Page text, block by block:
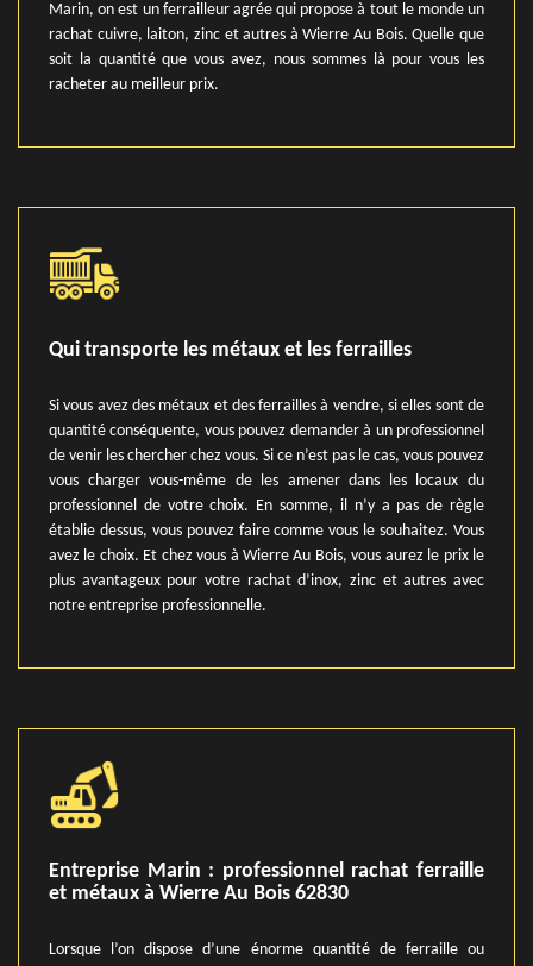
Marin, on est un ferrailleur agrée qui propose à tout le monde un
rachat cuivre, laiton, zinc et autres à Wierre Au Bois. Quelle que
soit la quantité que vous avez, nous sommes là pour vous les
racheter au meilleur prix.
Qui transporte les métaux et les ferrailles
Si vous avez des métaux et des ferrailles à vendre, si elles sont de
quantité conséquente, vous pouvez demander à un professionnel
de venir les chercher chez vous. Si ce n’est pas le cas, vous pouvez
vous charger vous-même de les amener dans les locaux du
professionnel de votre choix. En somme, il n’y a pas de règle
établie dessus, vous pouvez faire comme vous le souhaitez. Vous
avez le choix. Et chez vous à Wierre Au Bois, vous aurez le prix le
plus avantageux pour votre rachat d’inox, zinc et autres avec
notre entreprise professionnelle.
Entreprise Marin : professionnel rachat ferraille
et métaux à Wierre Au Bois 62830
Lorsque l’on dispose d’une énorme quantité de ferraille ou